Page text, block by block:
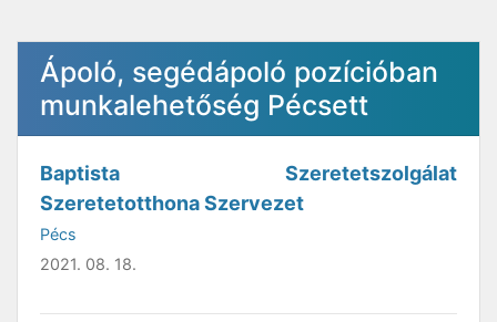
Ápoló, segédápoló pozícióban
munkalehetőség Pécsett
Baptista Szeretetszolgálat
Szeretetotthona Szervezet
Pécs
2021. 08. 18.